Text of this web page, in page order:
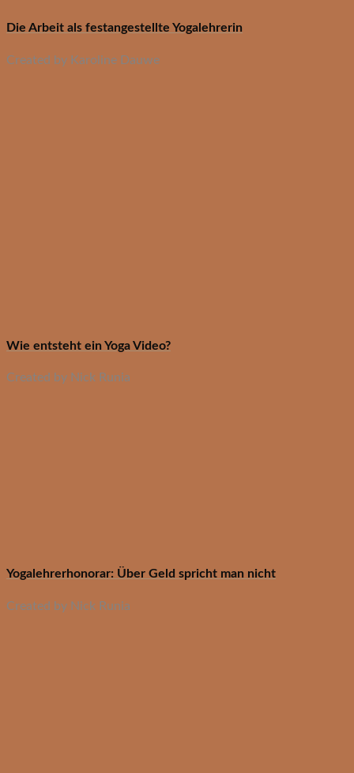
Die Arbeit als festangestellte Yogalehrerin
Created by Karoline Dauwe
Wie entsteht ein Yoga Video?
Created by Nick Runia
Yogalehrerhonorar: Über Geld spricht man nicht
Created by Nick Runia